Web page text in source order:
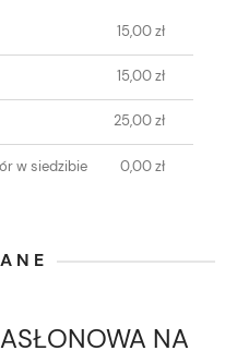
15,00 zł
15,00 zł
25,00 zł
w siedzibie
0,00 zł
NA